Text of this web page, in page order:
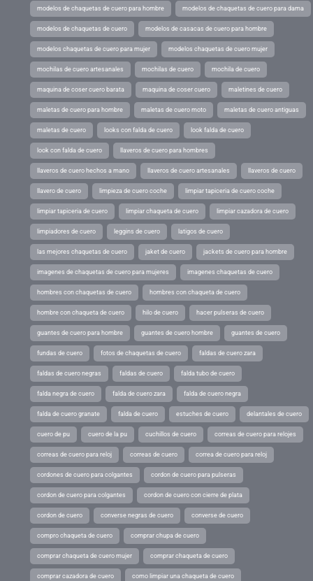
modelos de chaquetas de cuero para hombre modelos de chaquetas de cuero para dama
modelos de chaquetas de cuero modelos de casacas de cuero para hombre
modelos chaquetas de cuero para mujer modelos chaquetas de cuero mujer
mochilas de cuero artesanales mochilas de cuero mochila de cuero
maquina de coser cuero barata maquina de coser cuero maletines de cuero
maletas de cuero para hombre maletas de cuero moto maletas de cuero antiguas
maletas de cuero looks con falda de cuero look falda de cuero
look con falda de cuero llaveros de cuero para hombres
llaveros de cuero hechos a mano llaveros de cuero artesanales llaveros de cuero
llavero de cuero limpieza de cuero coche limpiar tapiceria de cuero coche
limpiar tapiceria de cuero limpiar chaqueta de cuero limpiar cazadora de cuero
limpiadores de cuero leggins de cuero latigos de cuero
las mejores chaquetas de cuero jaket de cuero jackets de cuero para hombre
imagenes de chaquetas de cuero para mujeres imagenes chaquetas de cuero
hombres con chaquetas de cuero hombres con chaqueta de cuero
hombre con chaqueta de cuero hilo de cuero hacer pulseras de cuero
guantes de cuero para hombre guantes de cuero hombre guantes de cuero
fundas de cuero fotos de chaquetas de cuero faldas de cuero zara
faldas de cuero negras faldas de cuero falda tubo de cuero
falda negra de cuero falda de cuero zara falda de cuero negra
falda de cuero granate falda de cuero estuches de cuero delantales de cuero
cuero de pu cuero de la pu cuchillos de cuero correas de cuero para relojes
correas de cuero para reloj correas de cuero correa de cuero para reloj
cordones de cuero para colgantes cordon de cuero para pulseras
cordon de cuero para colgantes cordon de cuero con cierre de plata
cordon de cuero converse negras de cuero converse de cuero
compro chaqueta de cuero comprar chupa de cuero
comprar chaqueta de cuero mujer comprar chaqueta de cuero
comprar cazadora de cuero como limpiar una chaqueta de cuero